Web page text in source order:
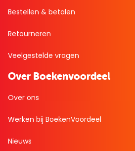
Bestellen & betalen
Retourneren
Veelgestelde vragen
Over Boekenvoordeel
Over ons
Werken bij BoekenVoordeel
Nieuws